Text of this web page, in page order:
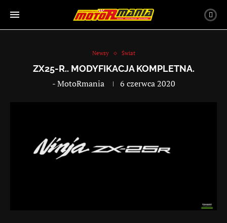
Newsy Świat
ZX25-R.. MODYFIKACJA KOMPLETNA.
-MotoRmania 6 czerwca 2020